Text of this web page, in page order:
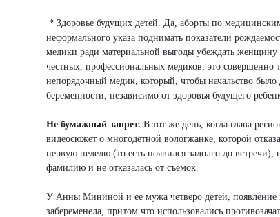
* Здоровье будущих детей. Да, аборты по
неформального указа поднимать показатели
медики ради материальной выгоды убеждать женщину
честных, профессиональных медиков; это совершенно
непорядочный медик, который, чтобы начальство
беременности, независимо от здоровья будущего
Не бумажный запрет. В тот же день, когда глава
видеосюжет о многодетной вологжанке, которой
первую неделю (то есть появился задолго до
фамилию и не отказалась от съемок.
У Анны Мининой и ее мужа четверо детей, появление
забеременела, притом что использовались